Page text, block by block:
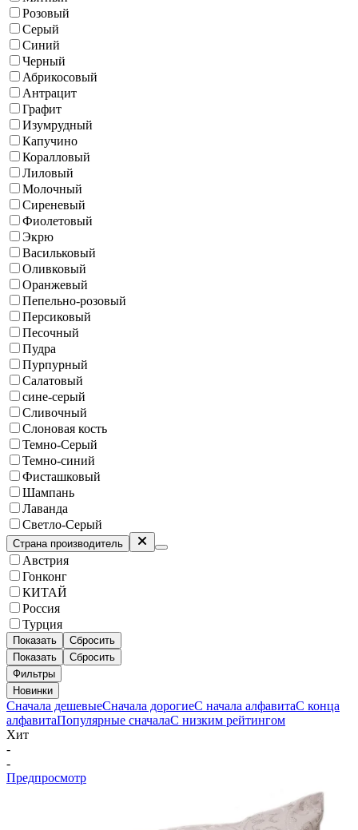
Розовый
Серый
Синий
Черный
Абрикосовый
Антрацит
Графит
Изумрудный
Капучино
Коралловый
Лиловый
Молочный
Сиреневый
Фиолетовый
Экрю
Васильковый
Оливковый
Оранжевый
Пепельно-розовый
Персиковый
Песочный
Пудра
Пурпурный
Салатовый
сине-серый
Сливочный
Слоновая кость
Темно-Серый
Темно-синий
Фисташковый
Шампань
Лаванда
Светло-Серый
Страна производитель
Австрия
Гонконг
КИТАЙ
Россия
Турция
Показать
Сбросить
Показать
Сбросить
Фильтры
Новинки
Сначала дешевыеСначала дорогиеС начала алфавитаС конца
алфавитаПопулярные сначалаС низким рейтингом
Хит
-
-
Предпросмотр